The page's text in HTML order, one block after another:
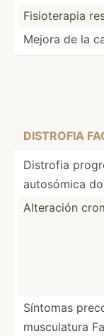
Fisiot­erapia
Mejora de la
DISTROFIA
Distrofia
autosómica
Alteración
Síntomas
muscul­atura